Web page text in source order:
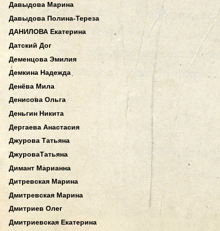
Давыдова Марина
Давыдова Полина-Тереза
ДАНИЛОВА Екатерина
Датский Дог
Деменцова Эмилия
Демкина Надежда
Денёва Мила
Денисова Ольга
Деньгин Никита
Дергаева Анастасия
Джурова Татьяна
ДжуроваТатьяна
Димант Марианна
Дитревская Марина
Дмитревская Марина
Дмитриев Олег
Дмитриевская Екатерина